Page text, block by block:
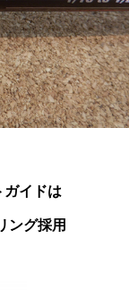
イドは
ング採用